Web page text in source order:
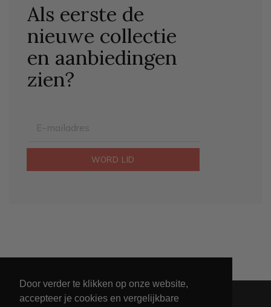
Door verder te klikken op onze website,
accepteer je cookies en vergelijkbare
Als eerste de
nieuwe collectie
en aanbiedingen
zien?
WORD LID